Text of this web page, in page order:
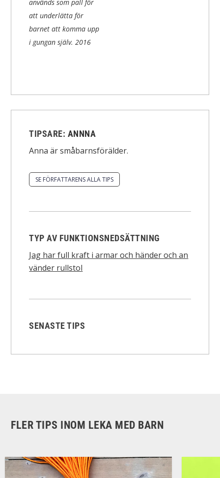
används som pall för
att underlätta för
barnet att komma upp
i gungan själv.2016
TIPSARE: ANNNA
Anna är småbarnsförälder.
SE FÖRFATTARENS ALLA TIPS
TYP AV FUNKTIONSNEDSÄTTNING
Jag har full kraft i armar och händer och an
vänder rullstol
SENASTE TIPS
FLER TIPS INOM LEKA MED BARN